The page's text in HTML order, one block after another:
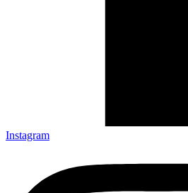
Instagram